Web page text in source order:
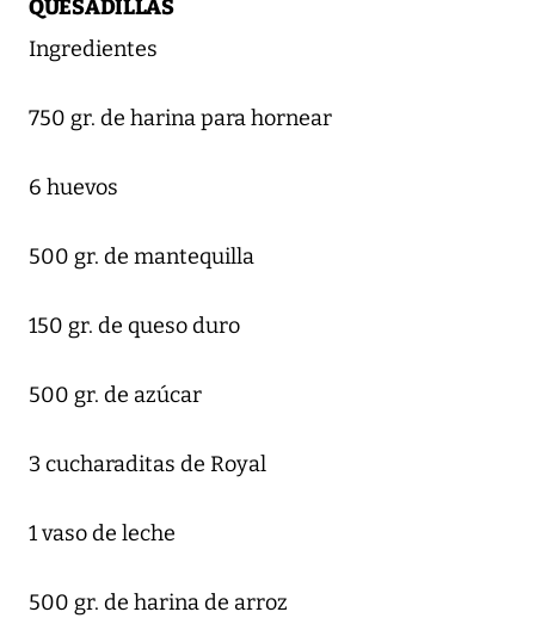
QUESADILLAS
Ingredientes
750 gr. de harina para hornear
6 huevos
500 gr. de mantequilla
150 gr. de queso duro
500 gr. de azúcar
3 cucharaditas de Royal
1 vaso de leche
500 gr. de harina de arroz